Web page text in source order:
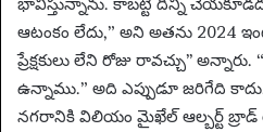
ఆటంకం లేదు,” అని అతను 2024
ప్రేక్షకులు లేని రోజు రావచ్చు’’
ఉన్నాము.” అది ఎప్పుడూ జరిగేది
నగరానికి విలియం మైఖేల్ ఆల్బర్ట్